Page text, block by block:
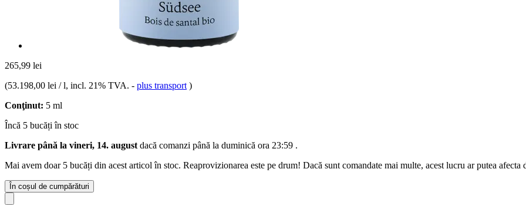
265,99 lei
(53.198,00 lei / l, incl. 21% TVA. - plus transport )
Conţinut: 5 ml
Încă 5 bucăți în stoc
Livrare până la vineri, 14. august dacă comanzi până la duminică ora 23:59 .
Mai avem doar 5 bucăți din acest articol în stoc. Reaprovizionarea este pe drum! Dacă sunt comandate mai multe, acest lucru ar putea afecta
În coșul de cumpărături